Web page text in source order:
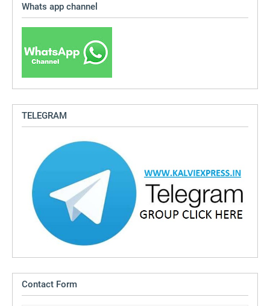
Whats app channel
TELEGRAM
Contact Form